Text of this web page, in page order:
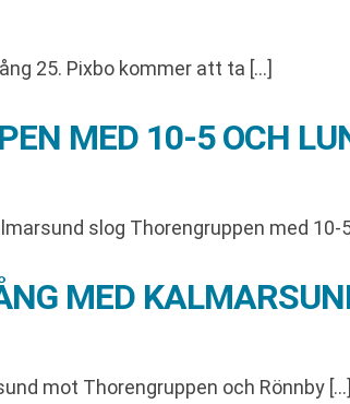
25. Pixbo kommer att ta […]
MED 10-5 OCH
slog Thorengruppen med 10-
MED
mot Thorengruppen och Rönnby […]